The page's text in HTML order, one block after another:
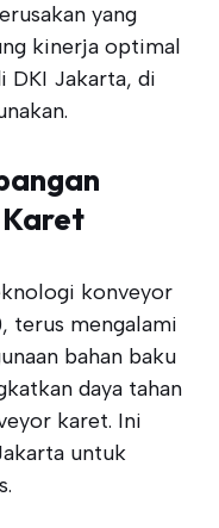
yang
kinerja optimal
DKI Jakarta, di
konveyor
terus mengalami
bahan baku
daya tahan
karet. Ini
untuk